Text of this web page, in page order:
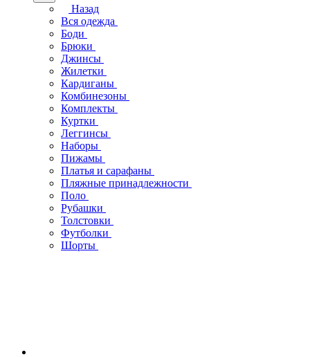
Назад
Вся одежда
Боди
Брюки
Джинсы
Жилетки
Кардиганы
Комбинезоны
Комплекты
Куртки
Леггинсы
Наборы
Пижамы
Платья и сарафаны
Пляжные принадлежности
Поло
Рубашки
Толстовки
Футболки
Шорты